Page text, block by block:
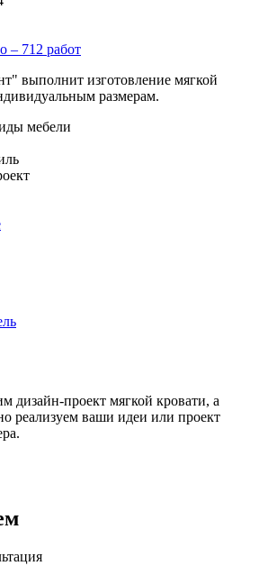
– 712 работ
выполнит изготовление мягкой
размерам.
мебели
дизайн-проект мягкой кровати, а
реализуем ваши идеи или проект